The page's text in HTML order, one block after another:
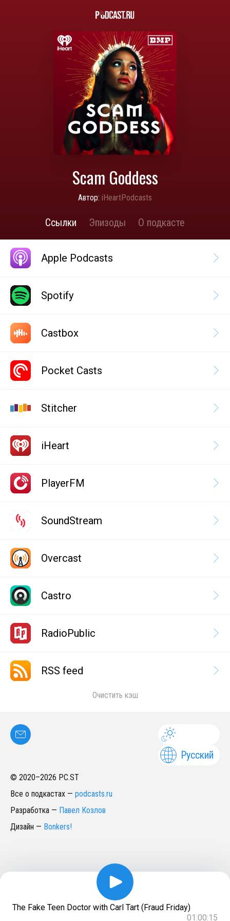
Scam Goddess
Автор: iHeartPodcasts
Ссылки Эпизоды О подкасте
Apple Podcasts
Spotify
Castbox
Pocket Casts
Stitcher
iHeart
PlayerFM
SoundStream
Overcast
Castro
RadioPublic
RSS feed
Очистить кэш
Русский
© 2020–2026 PC.ST
Все о подкастах — podcasts.ru
Разработка — Павел Козлов
Дизайн — Bonkers!
The Fake Teen Doctor with Carl Tart (Fraud Friday)
01:00:15